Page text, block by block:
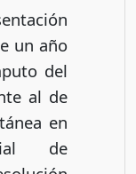
un año
del
al de
en
de